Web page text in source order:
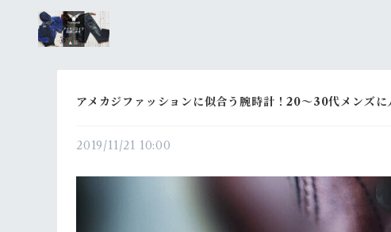
アメカジファッションに似合う腕時計！20～30代メンズに
2019/11/21 10:00